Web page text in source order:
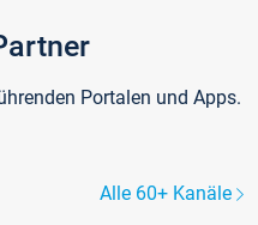
Portalen und Apps.
Alle 60+ Kanäle